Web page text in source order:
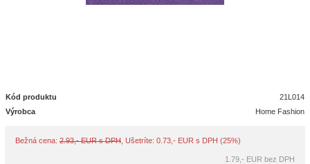
Kód produktu
21L014
Výrobca
Home Fashion
Bežná cena: 2.93,- EUR s DPH , Ušetríte: 0.73,- EUR s DPH (25%)
1.79,- EUR bez DPH